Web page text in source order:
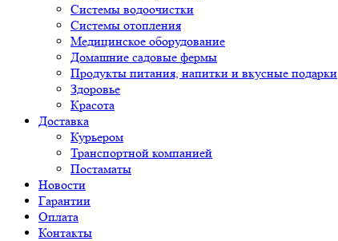
Системы водоочистки
Системы отопления
Медицинское оборудование
Домашние садовые фермы
Продукты питания, напитки и вкусные подарки
Здоровье
Красота
Доставка
Курьером
Транспортной компанией
Постаматы
Новости
Гарантии
Оплата
Контакты